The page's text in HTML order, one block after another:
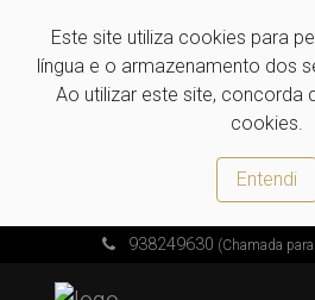
Este site utiliza cookies para
língua e o armazenamento dos
Ao utilizar este site, concorda
cookies.
Entendi
938249630 (Chamada